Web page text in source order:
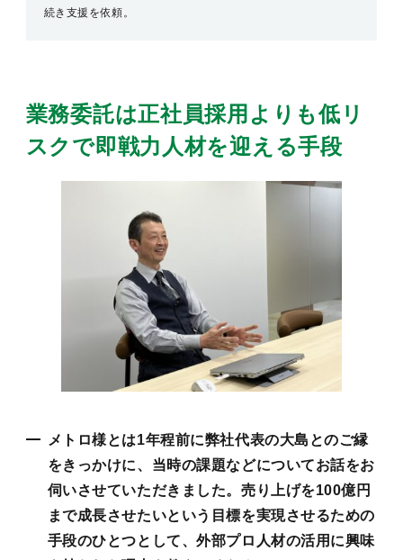
続き支援を依頼。
業務委託は正社員採用よりも低リ
スク で即戦力人材を迎える手段
メトロ様とは1年程前に弊社代表の大島とのご縁
をきっかけに、当時の課題などについてお話をお
伺いさせていただきました。売り上げを100億円
まで成長させたいという目標を実現させるための
手段のひとつとして、外部プロ人材の活用に興味